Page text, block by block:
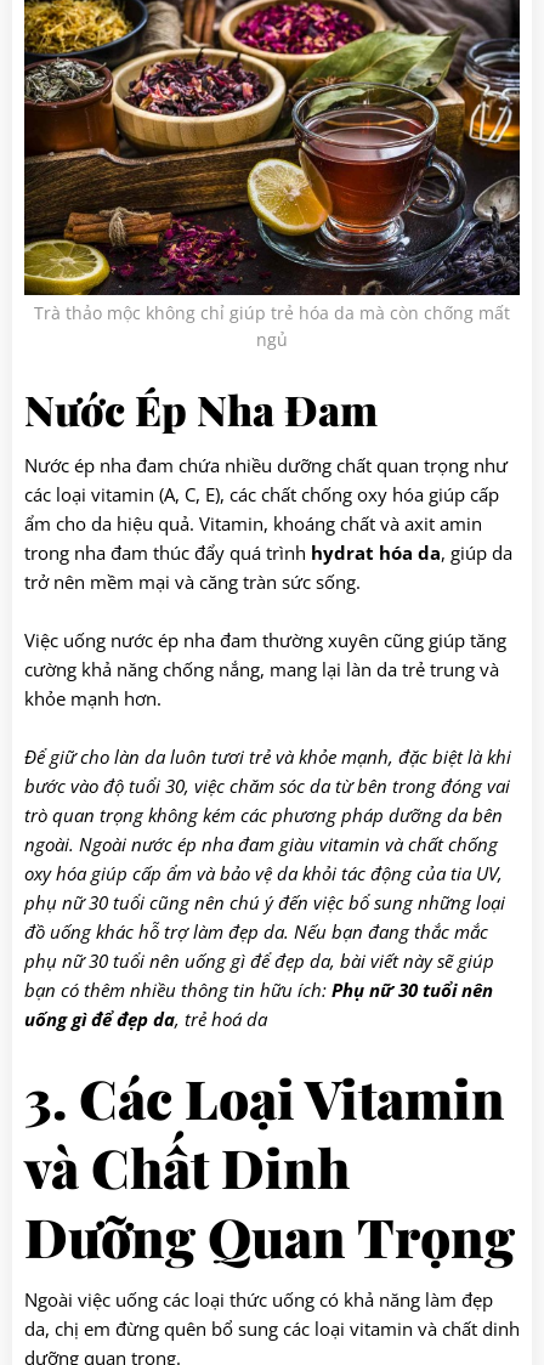
Trà thảo mộc không chỉ giúp trẻ hóa da mà còn chống mất
ngủ
Nước Ép Nha Đam
Nước ép nha đam chứa nhiều dưỡng chất quan trọng như
các loại vitamin (A, C, E), các chất chống oxy hóa giúp cấp
ẩm cho da hiệu quả. Vitamin, khoáng chất và axit amin
trong nha đam thúc đẩy quá trình hydrat hóa da, giúp da
trở nên mềm mại và căng tràn sức sống.
Việc uống nước ép nha đam thường xuyên cũng giúp tăng
cường khả năng chống nắng, mang lại làn da trẻ trung và
khỏe mạnh hơn.
Để giữ cho làn da luôn tươi trẻ và khỏe mạnh, đặc biệt là khi
bước vào độ tuổi 30, việc chăm sóc da từ bên trong đóng vai
trò quan trọng không kém các phương pháp dưỡng da bên
ngoài. Ngoài nước ép nha đam giàu vitamin và chất chống
oxy hóa giúp cấp ẩm và bảo vệ da khỏi tác động của tia UV,
phụ nữ 30 tuổi cũng nên chú ý đến việc bổ sung những loại
đồ uống khác hỗ trợ làm đẹp da. Nếu bạn đang thắc mắc
phụ nữ 30 tuổi nên uống gì để đẹp da, bài viết này sẽ giúp
bạn có thêm nhiều thông tin hữu ích: Phụ nữ 30 tuổi nên
uống gì để đẹp da, trẻ hoá da
3. Các Loại Vitamin
và Chất Dinh
Dưỡng Quan Trọng
Ngoài việc uống các loại thức uống có khả năng làm đẹp
da, chị em đừng quên bổ sung các loại vitamin và chất dinh
dưỡng quan trọng.